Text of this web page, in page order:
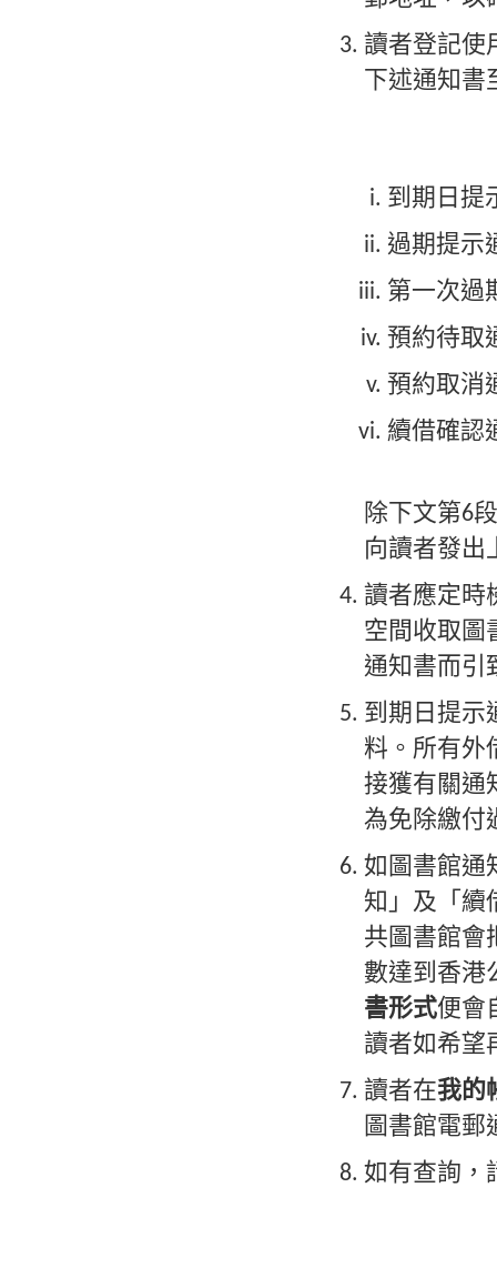
讀者登記使
下述通知
到期日提
過期提示
第一次過
預約待取
預約取消
續借確認
除下文第6
向讀者發出
讀者應定時
空間收取圖
通知書而引
到期日提示
料。所有外
接獲有關通
為免除繳付
如圖書館通
知」及「續
共圖書館會
數達到香港
書形式便會
讀者如希望
讀者在我的
圖書館電郵
如有查詢，